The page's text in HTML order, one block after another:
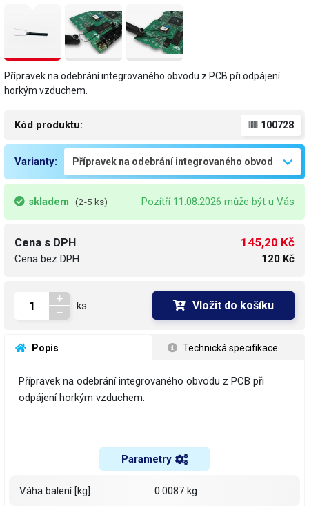
Přípravek na odebrání integrovaného obvodu z PCB při odpájení
horkým vzduchem.
Kód produktu: 100728
Varianty:
skladem (2-5 ks) Pozítří 11.08.2026 může být u Vás
Cena s DPH
Cena bez DPH
145,20 Kč
120 Kč
ks Vložit do košíku
Popis Technická specifikace
Přípravek na odebrání integrovaného obvodu z PCB při
odpájení horkým vzduchem.
Parametry
Váha balení [kg]: 0.0087 kg